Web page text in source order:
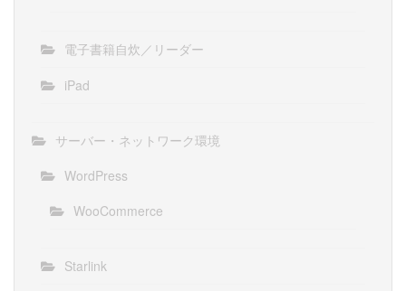
電子書籍自炊／リーダー
iPad
サーバー・ネットワーク環境
WordPress
WooCommerce
Starlink